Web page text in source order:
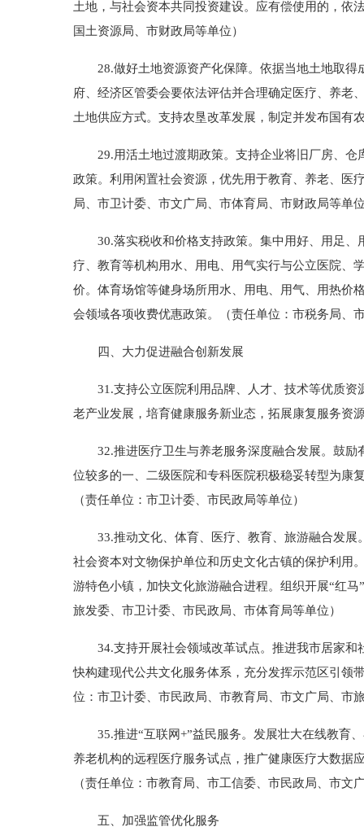
土地，与社会资本共同投资建设。应有偿使用的，依
国土资源局、市财政局等单位）
28.做好土地资源资产化保障。依据当地土地取得
府、经济区管委会要依法评估并合理确定医疗、养老
土地供应方式。支持农垦改革发展，制定并发布国有
29.用活土地过渡期政策。支持企业将旧厂房、仓
政策。利用闲置社会资源，优先用于教育、养老、医
局、市卫计委、市文广局、市体育局、市财政局等单
30.落实税收和价格支持政策。集中用好、用足、
疗、教育等机构用水、用电、用气实行与公立医院、
价。体育场馆等健身场所用水、用电、用气、用热价
会领域各项收费优惠政策。（责任单位：市税务局、
四、大力促进融合创新发展
31.支持公立医院利用品牌、人才、技术等优质资
老产业发展，培育健康服务新业态，拓展康复服务资
32.推进医疗卫生与养老服务深度融合发展。鼓励
位较多的一、二级医院和专科医院积极稳妥转型为康
（责任单位：市卫计委、市民政局等单位）
33.推动文化、体育、医疗、教育、旅游融合发展
社会资本对文物保护单位和历史文化古镇的保护利用
游特色小镇，加快文化旅游融合进程。组织开展“红
旅发委、市卫计委、市民政局、市体育局等单位）
34.支持开展社会领域改革试点。推进我市居家和
快构建现代公共文化服务体系，充分发挥示范区引领
位：市卫计委、市民政局、市教育局、市文广局、市
35.推进“互联网+”益民服务。发展壮大在线教育、
养老机构的远程医疗服务试点，推广健康医疗大数据
（责任单位：市教育局、市工信委、市民政局、市文
五、加强监管优化服务